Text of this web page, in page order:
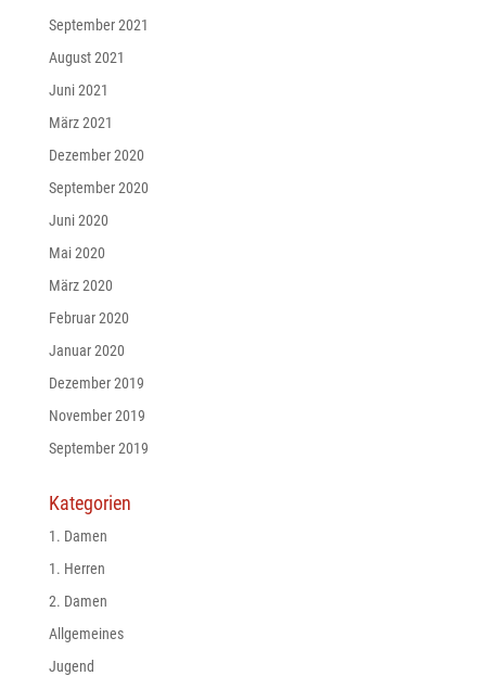
September 2021
August 2021
Juni 2021
März 2021
Dezember 2020
September 2020
Juni 2020
Mai 2020
März 2020
Februar 2020
Januar 2020
Dezember 2019
November 2019
September 2019
Kategorien
1. Damen
1. Herren
2. Damen
Allgemeines
Jugend